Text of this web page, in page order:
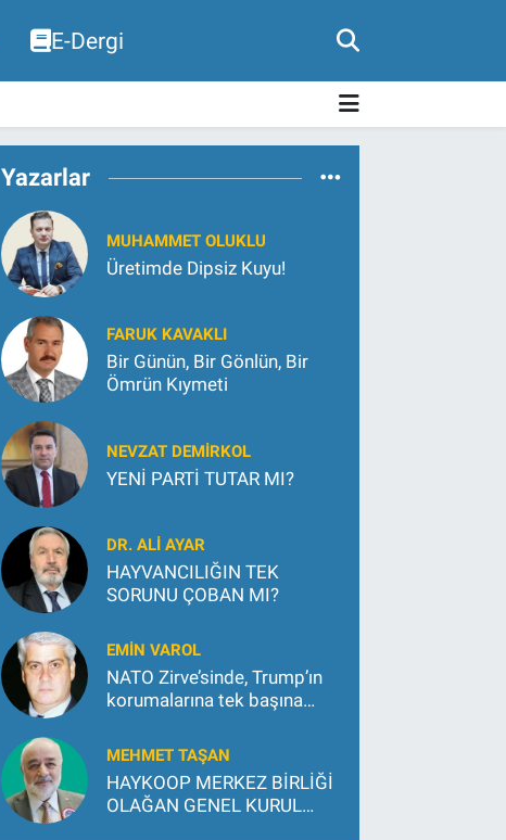
E-Dergi
Yazarlar
MUHAMMET OLUKLU
Üretimde Dipsiz Kuyu!
FARUK KAVAKLI
Bir Günün, Bir Gönlün, Bir
Ömrün Kıymeti
NEVZAT DEMIRKOL
YENİ PARTİ TUTAR MI?
DR. ALİ AYAR
HAYVANCILIĞIN TEK
SORUNU ÇOBAN MI?
EMİN VAROL
NATO Zirve’sinde, Trump’ın
korumalarına tek başına
MEHMET TAŞAN
HAYKOOP MERKEZ BİRLİĞİ
OLAĞAN GENEL KURUL